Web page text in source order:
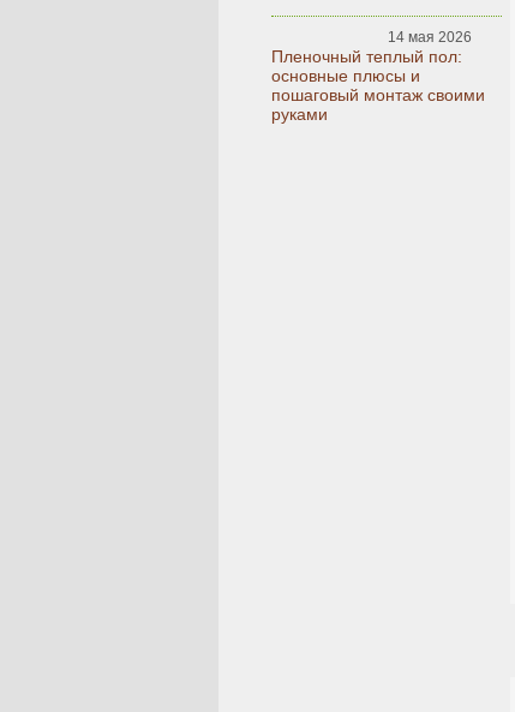
14 мая 2026
Пленочный теплый пол:
основные плюсы и
пошаговый монтаж своими
руками